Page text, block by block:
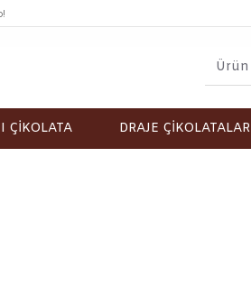
ÇİKOLATA DRAJE ÇİKOLATALAR